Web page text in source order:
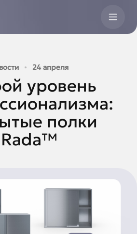
24 апреля
уровень
полки
Rada™